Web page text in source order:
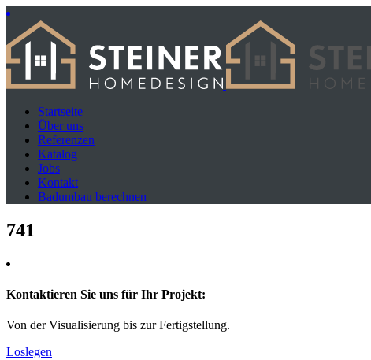
Startseite
Über uns
Referenzen
Katalog
Jobs
Kontakt
Badumbau berechnen
741
Kontaktieren Sie uns für Ihr Projekt:
Von der Visualisierung bis zur Fertigstellung.
Loslegen